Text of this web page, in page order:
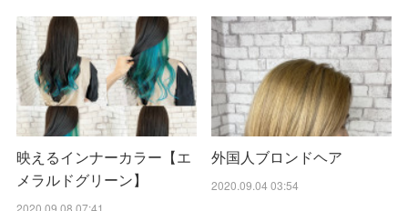
映えるインナーカラー【エ
メラルドグリーン】
2020.09.08 07:41
外国人ブロンドヘア
2020.09.04 03:54